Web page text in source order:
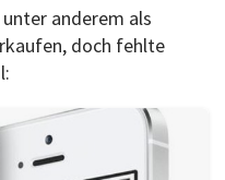
anderem als
doch fehlte